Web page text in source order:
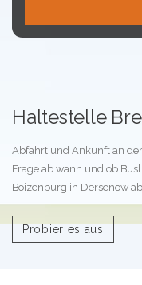
Haltestelle
Abfahrt und Ankunft an
Frage ab wann und ob
Boizenburg in Dersenow
Probier es aus